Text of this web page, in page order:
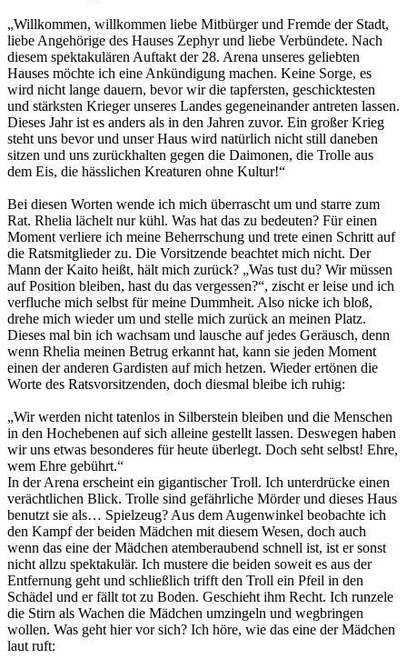
„Willkommen, willkommen liebe Mitbürger und Fremde der Stadt,
liebe Angehörige des Hauses Zephyr und liebe Verbündete. Nach
diesem spektakulären Auftakt der 28. Arena unseres geliebten
Hauses möchte ich eine Ankündigung machen. Keine Sorge, es
wird nicht lange dauern, bevor wir die tapfersten, geschicktesten
und stärksten Krieger unseres Landes gegeneinander antreten lassen.
Dieses Jahr ist es anders als in den Jahren zuvor. Ein großer Krieg
steht uns bevor und unser Haus wird natürlich nicht still daneben
sitzen und uns zurückhalten gegen die Daimonen, die Trolle aus
dem Eis, die hässlichen Kreaturen ohne Kultur!“
Bei diesen Worten wende ich mich überrascht um und starre zum
Rat. Rhelia lächelt nur kühl. Was hat das zu bedeuten? Für einen
Moment verliere ich meine Beherrschung und trete einen Schritt auf
die Ratsmitglieder zu. Die Vorsitzende beachtet mich nicht. Der
Mann der Kaito heißt, hält mich zurück? „Was tust du? Wir müssen
auf Position bleiben, hast du das vergessen?“, zischt er leise und ich
verfluche mich selbst für meine Dummheit. Also nicke ich bloß,
drehe mich wieder um und stelle mich zurück an meinen Platz.
Dieses mal bin ich wachsam und lausche auf jedes Geräusch, denn
wenn Rhelia meinen Betrug erkannt hat, kann sie jeden Moment
einen der anderen Gardisten auf mich hetzen. Wieder ertönen die
Worte des Ratsvorsitzenden, doch diesmal bleibe ich ruhig:
„Wir werden nicht tatenlos in Silberstein bleiben und die Menschen
in den Hochebenen auf sich alleine gestellt lassen. Deswegen haben
wir uns etwas besonderes für heute überlegt. Doch seht selbst! Ehre,
wem Ehre gebührt.“
In der Arena erscheint ein gigantischer Troll. Ich unterdrücke einen
verächtlichen Blick. Trolle sind gefährliche Mörder und dieses Haus
benutzt sie als… Spielzeug? Aus dem Augenwinkel beobachte ich
den Kampf der beiden Mädchen mit diesem Wesen, doch auch
wenn das eine der Mädchen atemberaubend schnell ist, ist er sonst
nicht allzu spektakulär. Ich mustere die beiden soweit es aus der
Entfernung geht und schließlich trifft den Troll ein Pfeil in den
Schädel und er fällt tot zu Boden. Geschieht ihm Recht. Ich runzele
die Stirn als Wachen die Mädchen umzingeln und wegbringen
wollen. Was geht hier vor sich? Ich höre, wie das eine der Mädchen
laut ruft: